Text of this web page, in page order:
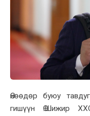
Өнөөдөр буюу
гишүүн Ө.Шижир